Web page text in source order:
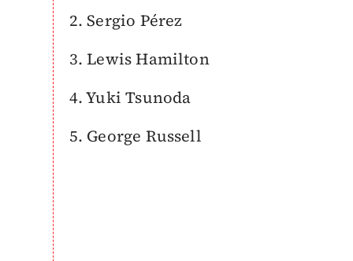
2. Sergio Pérez
3. Lewis Hamilton
4. Yuki Tsunoda
5. George Russell